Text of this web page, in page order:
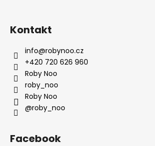
Kontakt
info@robynoo.cz
+420 720 626 960
Roby Noo
roby_noo
Roby Noo
@roby_noo
Facebook